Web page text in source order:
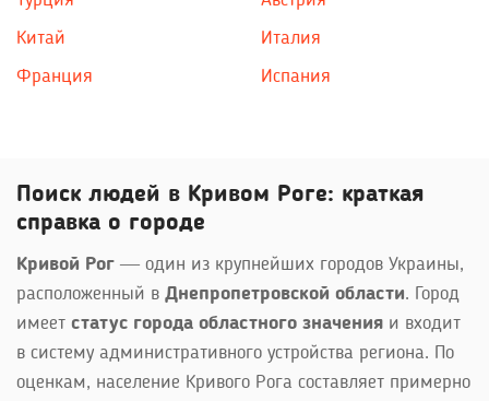
Китай
Франция
Италия
Испания
Поиск людей в Кривом Роге: краткая
справка о городе
Кривой Рог — один из крупнейших городов Украины,
расположенный в Днепропетровской области. Город
имеет статус города областного значения и входит
в систему административного устройства региона. По
оценкам, население Кривого Рога составляет примерно